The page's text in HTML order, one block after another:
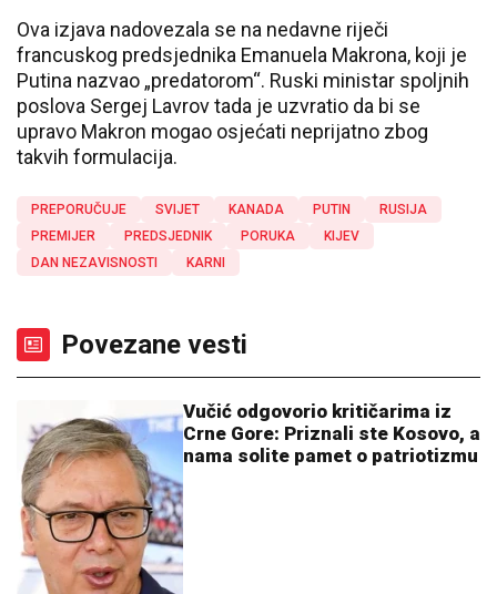
Ova izjava nadovezala se na nedavne riječi
francuskog predsjednika Emanuela Makrona, koji je
Putina nazvao „predatorom“. Ruski ministar spoljnih
poslova Sergej Lavrov tada je uzvratio da bi se
upravo Makron mogao osjećati neprijatno zbog
takvih formulacija.
PREPORUČUJE SVIJET KANADA PUTIN
RUSIJA
PREMIJER
PREDSJEDNIK PORUKA
KIJEV
DAN NEZAVISNOSTI
KARNI
Povezane vesti
Vučić odgovorio kritičarima iz
Crne Gore: Priznali ste Kosovo, a
nama solite pamet o patriotizmu